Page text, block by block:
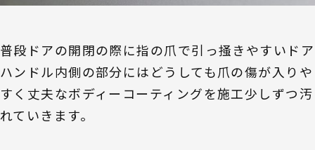
普段ドアの開閉の際に指の爪で引っ掻きやすいドア
ハンドル内側の部分にはどうしても爪の傷が入りや
すく丈夫なボディーコーティングを施工少しずつ汚
れていきます。